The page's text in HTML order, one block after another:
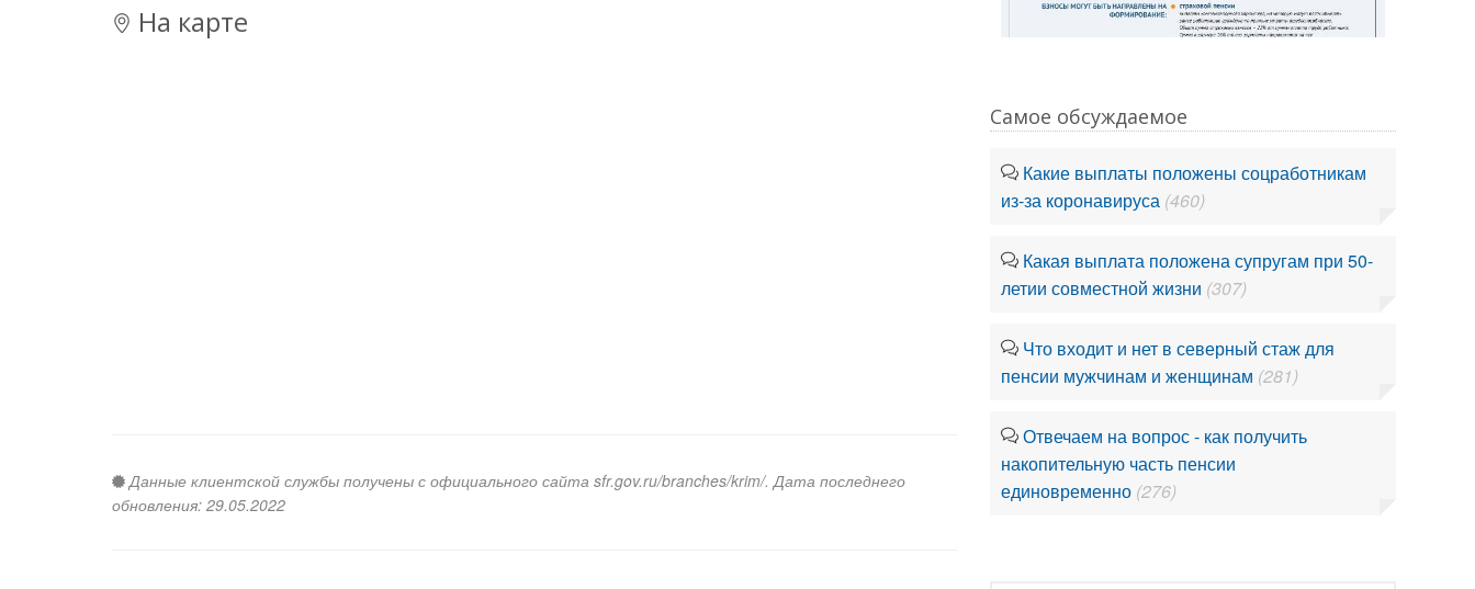
На карте
Данные клиентской службы получены с официального сайта sfr.gov.ru/branches/krim/. Дата последнего
обновления: 29.05.2022
Самое обсуждаемое
Какие выплаты положены соцработникам
из-за коронавируса (460)
Какая выплата положена супругам при 50-
летии совместной жизни (307)
Что входит и нет в северный стаж для
пенсии мужчинам и женщинам (281)
Отвечаем на вопрос - как получить
накопительную часть пенсии
единовременно (276)